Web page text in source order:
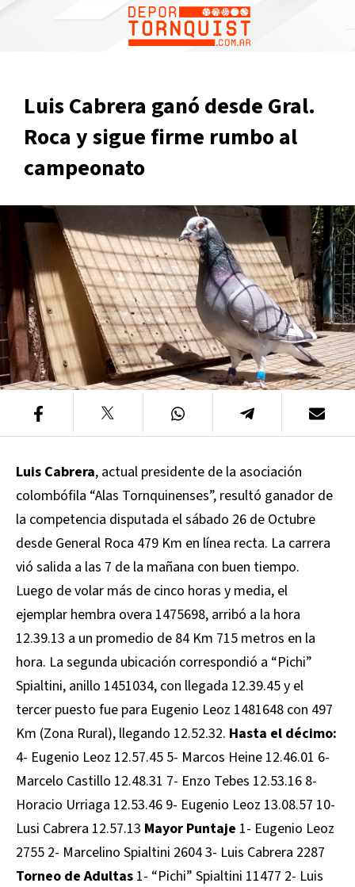
Luis Cabrera ganó desde Gral.
Roca y sigue firme rumbo al
campeonato
Luis Cabrera, actual presidente de la asociación
colombófila “Alas Tornquinenses”, resultó ganador de
la competencia disputada el sábado 26 de Octubre
desde General Roca 479 Km en línea recta. La carrera
vió salida a las 7 de la mañana con buen tiempo.
Luego de volar más de cinco horas y media, el
ejemplar hembra overa 1475698, arribó a la hora
12.39.13 a un promedio de 84 Km 715 metros en la
hora. La segunda ubicación correspondió a “Pichi”
Spialtini, anillo 1451034, con llegada 12.39.45 y el
tercer puesto fue para Eugenio Leoz 1481648 con 497
Km (Zona Rural), llegando 12.52.32. Hasta el décimo:
4- Eugenio Leoz 12.57.45 5- Marcos Heine 12.46.01 6-
Marcelo Castillo 12.48.31 7- Enzo Tebes 12.53.16 8-
Horacio Urriaga 12.53.46 9- Eugenio Leoz 13.08.57 10-
Lusi Cabrera 12.57.13 Mayor Puntaje 1- Eugenio Leoz
2755 2- Marcelino Spialtini 2604 3- Luis Cabrera 2287
Torneo de Adultas 1- “Pichi” Spialtini 11477 2- Luis